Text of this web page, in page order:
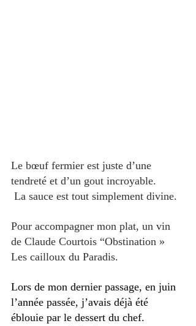
Le bœuf fermier est juste d’une
tendreté et d’un gout incroyable.
La sauce est tout simplement divine.
Pour accompagner mon plat, un vin
de Claude Courtois “Obstination »
Les cailloux du Paradis.
Lors de mon dernier passage, en juin
l’année passée, j’avais déjà été
éblouie par le dessert du chef.